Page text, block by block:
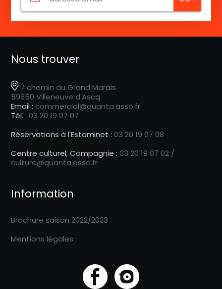
Nous trouver
7 chemin du Grand Marais
59650 Villeneuve d’Ascq
Email : commercial@quanta.asso.fr
Tél. : 03 20 19 07 07
Réservations à l'Estaminet :03 20 19 07 08
Centre culturel, Compagnie :03 20 19 07 02 /
culture@quanta.asso.fr
Information
Brochure saison 2022/2023
Mentions légales